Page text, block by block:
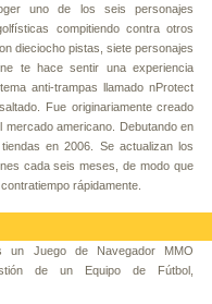
uno de los seis personajes
compitiendo contra otros
dieciocho pistas, siete personajes
te hace sentir una experiencia
anti-trampas llamado nProtect
Fue originariamente creado
americano. Debutando en
en 2006. Se actualizan los
cada seis meses, de modo que
rápidamente.
un Juego de Navegador MMO
de un Equipo de Fútbol,